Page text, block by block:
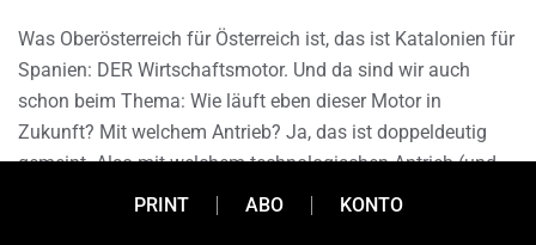
Was Oberösterreich für Österreich ist, das ist Katalonien für
Spanien: DER Wirtschaftsmotor. Und da sind wir auch
schon beim Thema: Wie läuft eben dieser Motor in
Zukunft? Mit welchem Antrieb? Ja, das ist doppeldeutig
gemeint. Also mit welchem technologischen Antrieb (und
woher kommt die Energie dafür?). Aber auch mit welchen
PRINT ABO KONTO